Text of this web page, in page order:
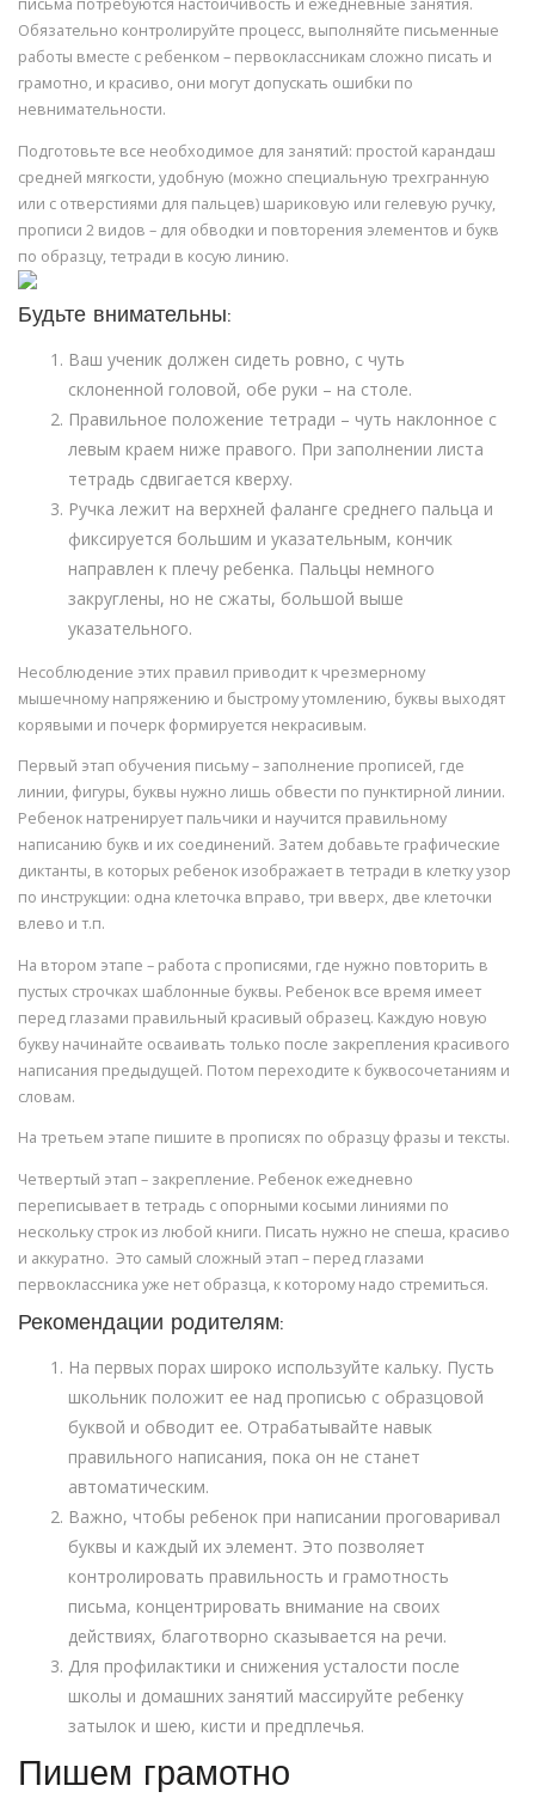
письма потребуются настойчивость и ежедневные занятия.
Обязательно контролируйте процесс, выполняйте письменные
работы вместе с ребенком – первоклассникам сложно писать и
грамотно, и красиво, они могут допускать ошибки по
невнимательности.
Подготовьте все необходимое для занятий: простой карандаш
средней мягкости, удобную (можно специальную трехгранную
или с отверстиями для пальцев) шариковую или гелевую ручку,
прописи 2 видов – для обводки и повторения элементов и букв
по образцу, тетради в косую линию.
Будьте внимательны:
Ваш ученик должен сидеть ровно, с чуть
склоненной головой, обе руки – на столе.
Правильное положение тетради – чуть наклонное с
левым краем ниже правого. При заполнении листа
тетрадь сдвигается кверху.
Ручка лежит на верхней фаланге среднего пальца и
фиксируется большим и указательным, кончик
направлен к плечу ребенка. Пальцы немного
закруглены, но не сжаты, большой выше
указательного.
Несоблюдение этих правил приводит к чрезмерному
мышечному напряжению и быстрому утомлению, буквы выходят
корявыми и почерк формируется некрасивым.
Первый этап обучения письму – заполнение прописей, где
линии, фигуры, буквы нужно лишь обвести по пунктирной линии.
Ребенок натренирует пальчики и научится правильному
написанию букв и их соединений. Затем добавьте графические
диктанты, в которых ребенок изображает в тетради в клетку узор
по инструкции: одна клеточка вправо, три вверх, две клеточки
влево и т.п.
На втором этапе – работа с прописями, где нужно повторить в
пустых строчках шаблонные буквы. Ребенок все время имеет
перед глазами правильный красивый образец. Каждую новую
букву начинайте осваивать только после закрепления красивого
написания предыдущей. Потом переходите к буквосочетаниям и
словам.
На третьем этапе пишите в прописях по образцу фразы и тексты.
Четвертый этап – закрепление. Ребенок ежедневно
переписывает в тетрадь с опорными косыми линиями по
нескольку строк из любой книги. Писать нужно не спеша, красиво
и аккуратно. Это самый сложный этап – перед глазами
первоклассника уже нет образца, к которому надо стремиться.
Рекомендации родителям:
На первых порах широко используйте кальку. Пусть
школьник положит ее над прописью с образцовой
буквой и обводит ее. Отрабатывайте навык
правильного написания, пока он не станет
автоматическим.
Важно, чтобы ребенок при написании проговаривал
буквы и каждый их элемент. Это позволяет
контролировать правильность и грамотность
письма, концентрировать внимание на своих
действиях, благотворно сказывается на речи.
Для профилактики и снижения усталости после
школы и домашних занятий массируйте ребенку
затылок и шею, кисти и предплечья.
Пишем грамотно